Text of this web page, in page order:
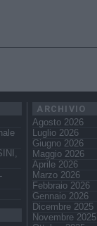
ARCHIVIO
Agosto 2026
Luglio 2026
Giugno 2026
Maggio 2026
Aprile 2026
Marzo 2026
Febbraio 2026
Gennaio 2026
Dicembre 2025
Novembre 2025